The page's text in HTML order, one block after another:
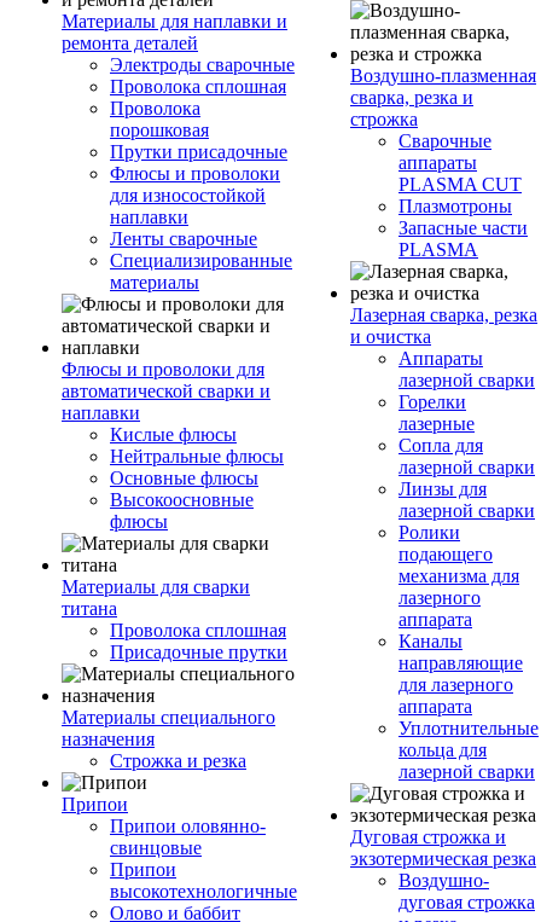
Материалы для наплавки и
ремонта деталей
Электроды сварочные
Проволока сплошная
Проволока
порошковая
Прутки присадочные
Флюсы и проволоки
для износостойкой
наплавки
Ленты сварочные
Специализированные
материалы
Флюсы и проволоки для
автоматической сварки и
наплавки
Кислые флюсы
Нейтральные флюсы
Основные флюсы
Высокоосновные
флюсы
Материалы для сварки
титана
Проволока сплошная
Присадочные прутки
Материалы специального
назначения
Строжка и резка
Припои
Припои оловянно-
свинцовые
Припои
высокотехнологичные
Олово и баббит
Воздушно-плазменная
сварка, резка и
строжка
Сварочные
аппараты
PLASMA CUT
Плазмотроны
Запасные части
PLASMA
Лазерная сварка, резка
и очистка
Аппараты
лазерной сварки
Горелки
лазерные
Сопла для
лазерной сварки
Линзы для
лазерной сварки
Ролики
подающего
механизма для
лазерного
аппарата
Каналы
направляющие
для лазерного
аппарата
Уплотнительные
кольца для
лазерной сварки
Дуговая строжка и
экзотермическая резка
Воздушно-
дуговая строжка